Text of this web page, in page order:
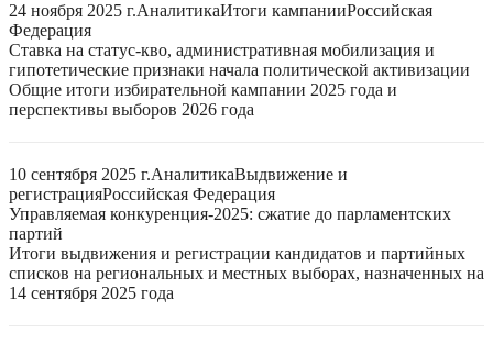
24 ноября 2025 г.АналитикаИтоги кампанииРоссийская
Федерация
Ставка на статус-кво, административная мобилизация и
гипотетические признаки начала политической активизации
Общие итоги избирательной кампании 2025 года и
перспективы выборов 2026 года
10 сентября 2025 г.АналитикаВыдвижение и
регистрацияРоссийская Федерация
Управляемая конкуренция-2025: сжатие до парламентских
партий
Итоги выдвижения и регистрации кандидатов и партийных
списков на региональных и местных выборах, назначенных на
14 сентября 2025 года